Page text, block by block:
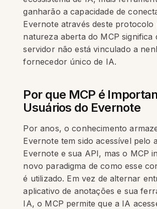
ganharão a capacidade de
Evernote através deste protocolo
natureza aberta do MCP significa
servidor não está vinculado a
fornecedor único de IA.
Por que MCP é
Usuários do Evernote
Por anos, o conhecimento
Evernote tem sido acessível pelo
Evernote e sua API, mas o MCP
novo paradigma de como esse
é utilizado. Em vez de alternar
aplicativo de anotações e sua
IA, o MCP permite que a IA